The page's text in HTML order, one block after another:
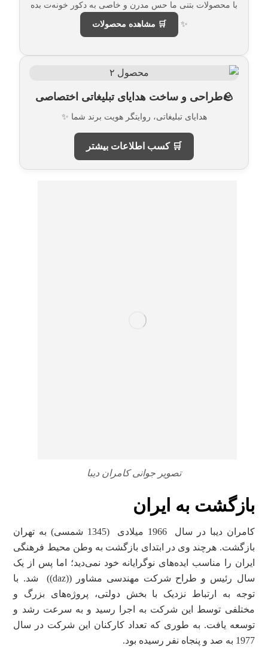
با محصولات بتنی ما حس مدرن و خاصی به دکور خونه‌ت بده
✨ 🛒 مشاهده محصولات
🪨طراحی و ساخت هدایای تبلیغاتی اختصاصی
هدایای تبلیغاتی، روایتگر هویت برند شما ✨
🛒 کسب اطلاعات بیشتر
تصویر جوانی کامران دیبا
بازگشت به ایران
کامران دیبا در سال 1966 میلادی (1345 شمسی) به تهران
بازگشت. هرچند وی در ابتدای بازگشت به وطن محیط فرهنگی
ایران را مناسب ایده‌های نوگرایانه خود نمی‌دید؛ اما پس از یک
سال رئیس و طراح شرکت مهندسی مشاور ((daz)) شد. با
توجه به ارتباط نزدیک با بخش دولتی، پروژه‌های بزرگ و
مختلفی توسط این شرکت به اجرا رسید و به سرعت رشد و
توسعه یافت. به طوری که تعداد کارکنان این شرکت در سال
1977 به صد و پنجاه نفر رسیده بود.